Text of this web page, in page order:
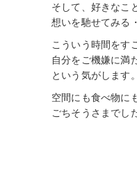
そして、好きなこ
想いを馳せてみる
こういう時間をす
自分をご機嫌に満
という気がします。
空間にも食べ物に
ごちそうさまでし